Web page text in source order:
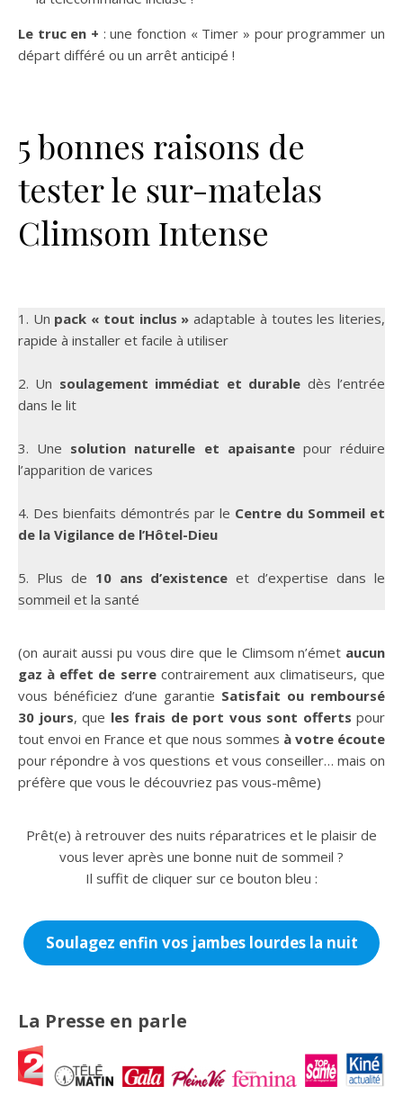
Le truc en + : une fonction « Timer » pour programmer un
départ différé ou un arrêt anticipé !
5 bonnes raisons de
tester le sur-matelas
Climsom Intense
1. Un pack « tout inclus » adaptable à toutes les literies,
rapide à installer et facile à utiliser
2. Un soulagement immédiat et durable dès l’entrée
dans le lit
3. Une solution naturelle et apaisantepour réduire
l’apparition de varices
4. Des bienfaits démontrés par le Centre du Sommeil et
de la Vigilance de l’Hôtel-Dieu
5. Plus de 10 ans d’existence et d’expertise dans le
sommeil et la santé
(on aurait aussi pu vous dire que le Climsom n’émet aucun
gaz à effet de serre contrairement aux climatiseurs, que
vous bénéficiez d’une garantie Satisfait ou remboursé
30 jours, que les frais de port vous sont offerts pour
tout envoi en France et que nous sommes à votre écoute
pour répondre à vos questions et vous conseiller… mais on
préfère que vous le découvriez pas vous-même)
Prêt(e) à retrouver des nuits réparatrices et le plaisir de
vous lever après une bonne nuit de sommeil ?
Il suffit de cliquer sur ce bouton bleu :
Soulagez enfin vos jambes lourdes la nuit
La Presse en parle